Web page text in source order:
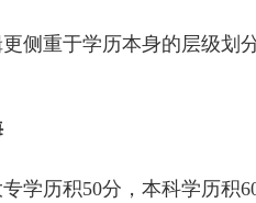
重于学历本身的层级划
历积50分，本科学历积